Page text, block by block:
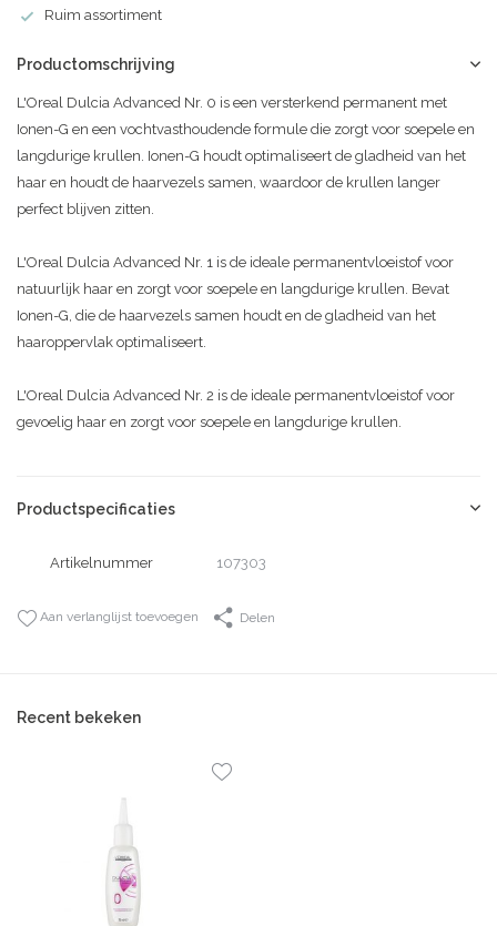
Ruim assortiment
Productomschrijving
L'Oreal Dulcia Advanced Nr. 0 is een versterkend permanent met
Ionen-G en een vochtvasthoudende formule die zorgt voor soepele en
langdurige krullen. Ionen-G houdt optimaliseert de gladheid van het
haar en houdt de haarvezels samen, waardoor de krullen langer
perfect blijven zitten.
L'Oreal Dulcia Advanced Nr. 1 is de ideale permanentvloeistof voor
natuurlijk haar en zorgt voor soepele en langdurige krullen. Bevat
Ionen-G, die de haarvezels samen houdt en de gladheid van het
haaroppervlak optimaliseert.
L'Oreal Dulcia Advanced Nr. 2 is de ideale permanentvloeistof voor
gevoelig haar en zorgt voor soepele en langdurige krullen.
Productspecificaties
Artikelnummer 107303
Aan verlanglijst toevoegen Delen
Recent bekeken